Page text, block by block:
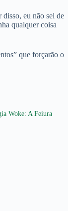
eu não sei de
qualquer coisa
que forçarão o
Woke: A Feiura